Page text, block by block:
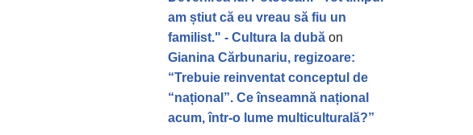
am știut că eu vreau să fiu un
familist." - Cultura la dubă on
Gianina Cărbunariu, regizoare:
“Trebuie reinventat conceptul de
“național”. Ce înseamnă național
acum, într-o lume multiculturală?”